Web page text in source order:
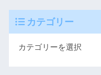
カテゴリー